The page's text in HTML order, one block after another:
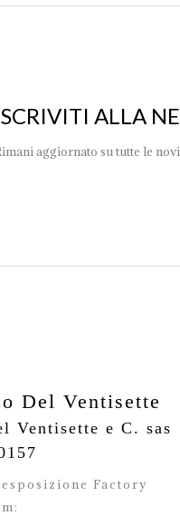
ALLA
aggiornato su tutte le
Del Ventisette
Ventisette e C. sas
Factory